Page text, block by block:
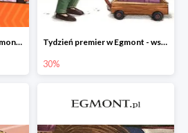
Czasopisma dla dzieci w Egmont do -20% Tydzień premier w Egmont - wszystko -30%
30%